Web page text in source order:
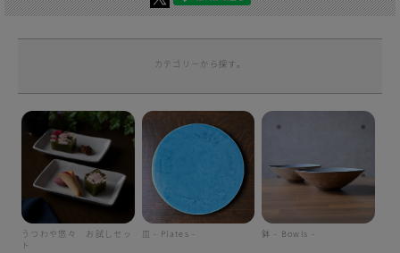
カテゴリーから探す。
うつわや悠々 お試しセッ
ト
皿 - Plates - 鉢 - Bowls -